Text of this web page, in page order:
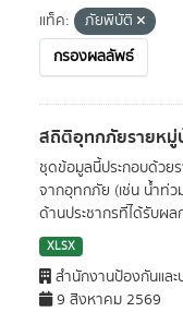
แท็ค:
ภัยพิบัติ
กรองผลลัพธ์
สถิติอุทกภัยรายหมู่
ชุดข้อมูลนี้ประกอบด้วย
จากอุทกภัย (เช่น น้ำท่
ด้านประชากรที่ได้รับผล
XLSX
สำนักงานป้องกันแล
9 สิงหาคม 2569